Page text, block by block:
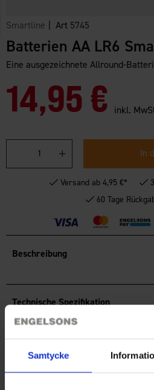
Samtycke
Smartline | Art 5745
Batterien AA LR6
Eine ausgezeichnete Allround-
14,95 € inkl.
In
Versand ab 4,95 €*
60 Tage
Beschreibung
Technische Spezifikation
Bewertungen